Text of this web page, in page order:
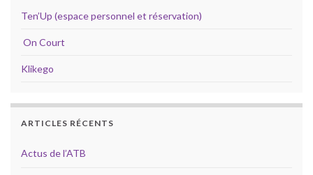
Ten’Up (espace personnel et réservation)
On Court
Klikego
ARTICLES RÉCENTS
Actus de l’ATB